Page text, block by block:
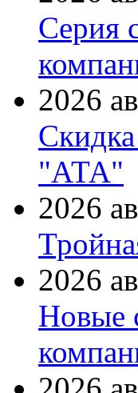
Серия
2026
"АТА"
2026
2026
Новые